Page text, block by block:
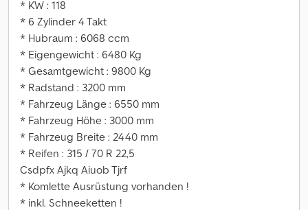
* KW : 118
* 6 Zylinder 4 Takt
* Hubraum : 6068 ccm
* Eigengewicht : 6480 Kg
* Gesamtgewicht : 9800 Kg
* Radstand : 3200 mm
* Fahrzeug Länge : 6550 mm
* Fahrzeug Höhe : 3000 mm
* Fahrzeug Breite : 2440 mm
* Reifen : 315 / 70 R 22,5
Csdpfx Ajkq Aiuob Tjrf
* Komlette Ausrüstung vorhanden !
* inkl. Schneeketten !